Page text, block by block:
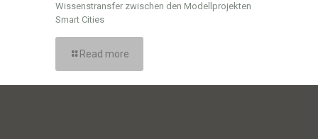
Wissenstransfer zwischen den Modellprojekten
Smart Cities
Read more